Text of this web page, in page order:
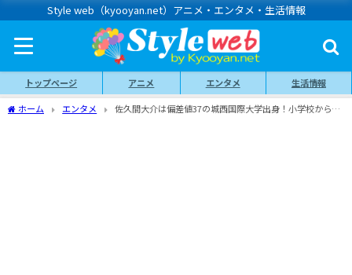
Style web（kyooyan.net）アニメ・エンタメ・生活情報
トップページ アニメ エンタメ 生活情報
ホーム エンタメ
佐久間大介は偏差値37の城西国際大学出身！小学校から現